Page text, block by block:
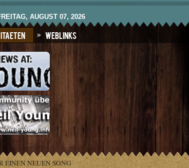
AUGUST 07, 2026
Weblinks
EINEN NEUEN SONG